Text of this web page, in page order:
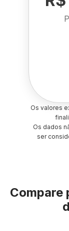
Os valores
Os dados
ser
Compare